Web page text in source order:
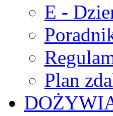
E -
Plan